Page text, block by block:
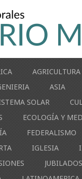
AGRICULTURA
ASIA
SOLAR
ECOLOGÍA Y
FEDERALISMO
IGLESIA
JUBILADOS